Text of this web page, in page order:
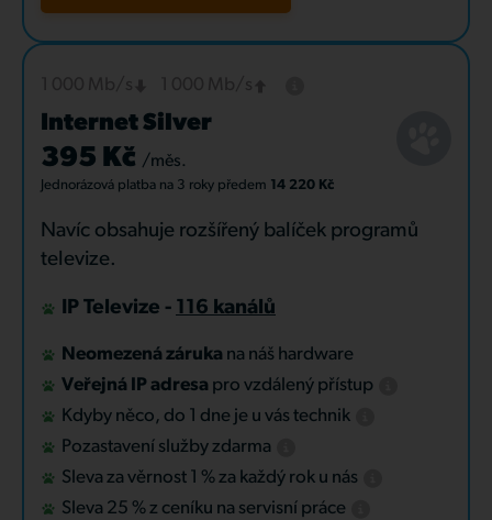
Internet Silver
395 Kč /měs.
Jednorázová platba na 3 roky předem 14 220 Kč
Navíc obsahuje rozšířený balíček programů
televize.
IP Televize - 116 kanálů
Neomezená záruka na náš hardware
Veřejná IP adresa pro vzdálený přístup
Kdyby něco, do 1 dne je u vás technik
Pozastavení služby zdarma
Sleva za věrnost 1 % za každý rok u nás
Sleva 25 % z ceníku na servisní práce